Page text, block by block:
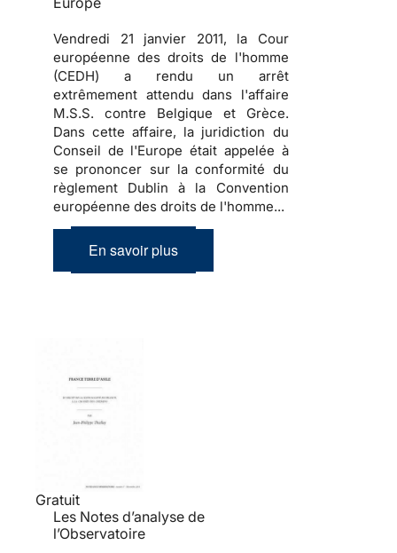
Vendredi 21 janvier 2011, la Cour
européenne des droits de l'homme
(CEDH) a rendu un arrêt
extrêmement attendu dans l'affaire
M.S.S. contre Belgique et Grèce.
Dans cette affaire, la juridiction du
Conseil de l'Europe était appelée à
se prononcer sur la conformité du
règlement Dublin à la Convention
européenne des droits de l'homme...
En savoir plus
Gratuit
Les Notes d’analyse de
l’Observatoire